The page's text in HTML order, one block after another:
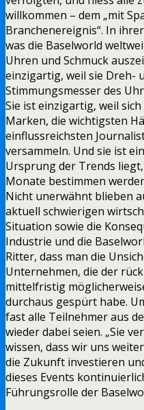
willkommen – dem „mit
Branchenereignis“. In
was die Baselworld
Uhren und Schmuck
einzigartig, weil sie Dreh-
Stimmungsmesser des
Sie ist einzigartig, weil
Marken, die wichtigsten
einflussreichsten
versammeln. Und sie ist
Ursprung der Trends
Monate bestimmen
Nicht unerwähnt blieben
aktuell schwierigen
Situation sowie die
Industrie und die
Ritter, dass man die
Unternehmen, die der
mittelfristig
durchaus gespürt habe.
fast alle Teilnehmer aus
wieder dabei seien. „Sie
wissen, dass wir uns
die Zukunft investieren
dieses Events
Führungsrolle der